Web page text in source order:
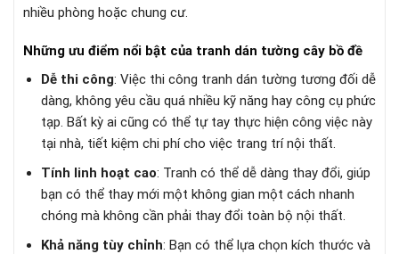
nhiều phòng hoặc chung cư.
Những ưu điểm nổi bật của tranh dán tường cây bồ đề
Dễ thi công: Việc thi công tranh dán tường tương đối dễ
dàng, không yêu cầu quá nhiều kỹ năng hay công cụ phức
tạp. Bất kỳ ai cũng có thể tự tay thực hiện công việc này
tại nhà, tiết kiệm chi phí cho việc trang trí nội thất.
Tính linh hoạt cao: Tranh có thể dễ dàng thay đổi, giúp
bạn có thể thay mới một không gian một cách nhanh
chóng mà không cần phải thay đổi toàn bộ nội thất.
Khả năng tùy chỉnh: Bạn có thể lựa chọn kích thước và